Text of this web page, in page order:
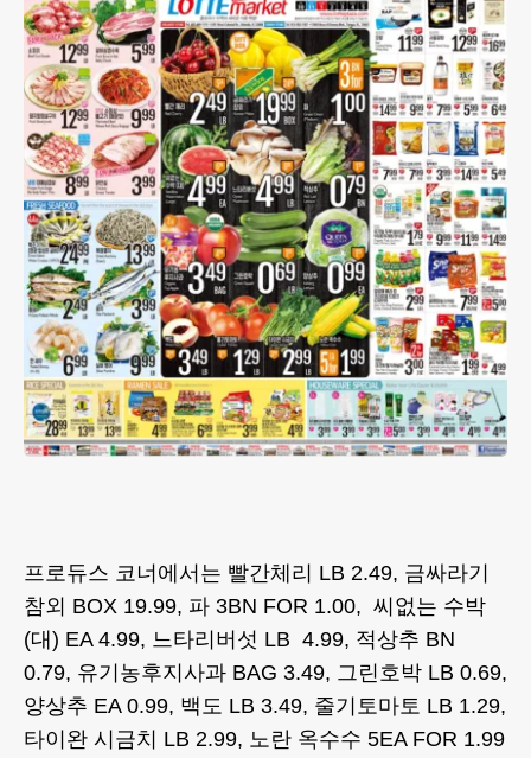
프로듀스 코너에서는 빨간체리 LB 2.49, 금싸라기
참외 BOX 19.99, 파 3BN FOR 1.00, 씨없는 수박
(대) EA 4.99, 느타리버섯 LB 4.99, 적상추 BN
0.79, 유기농후지사과 BAG 3.49, 그린호박 LB 0.69,
양상추 EA 0.99, 백도 LB 3.49, 줄기토마토 LB 1.29,
타이완 시금치 LB 2.99, 노란 옥수수 5EA FOR 1.99